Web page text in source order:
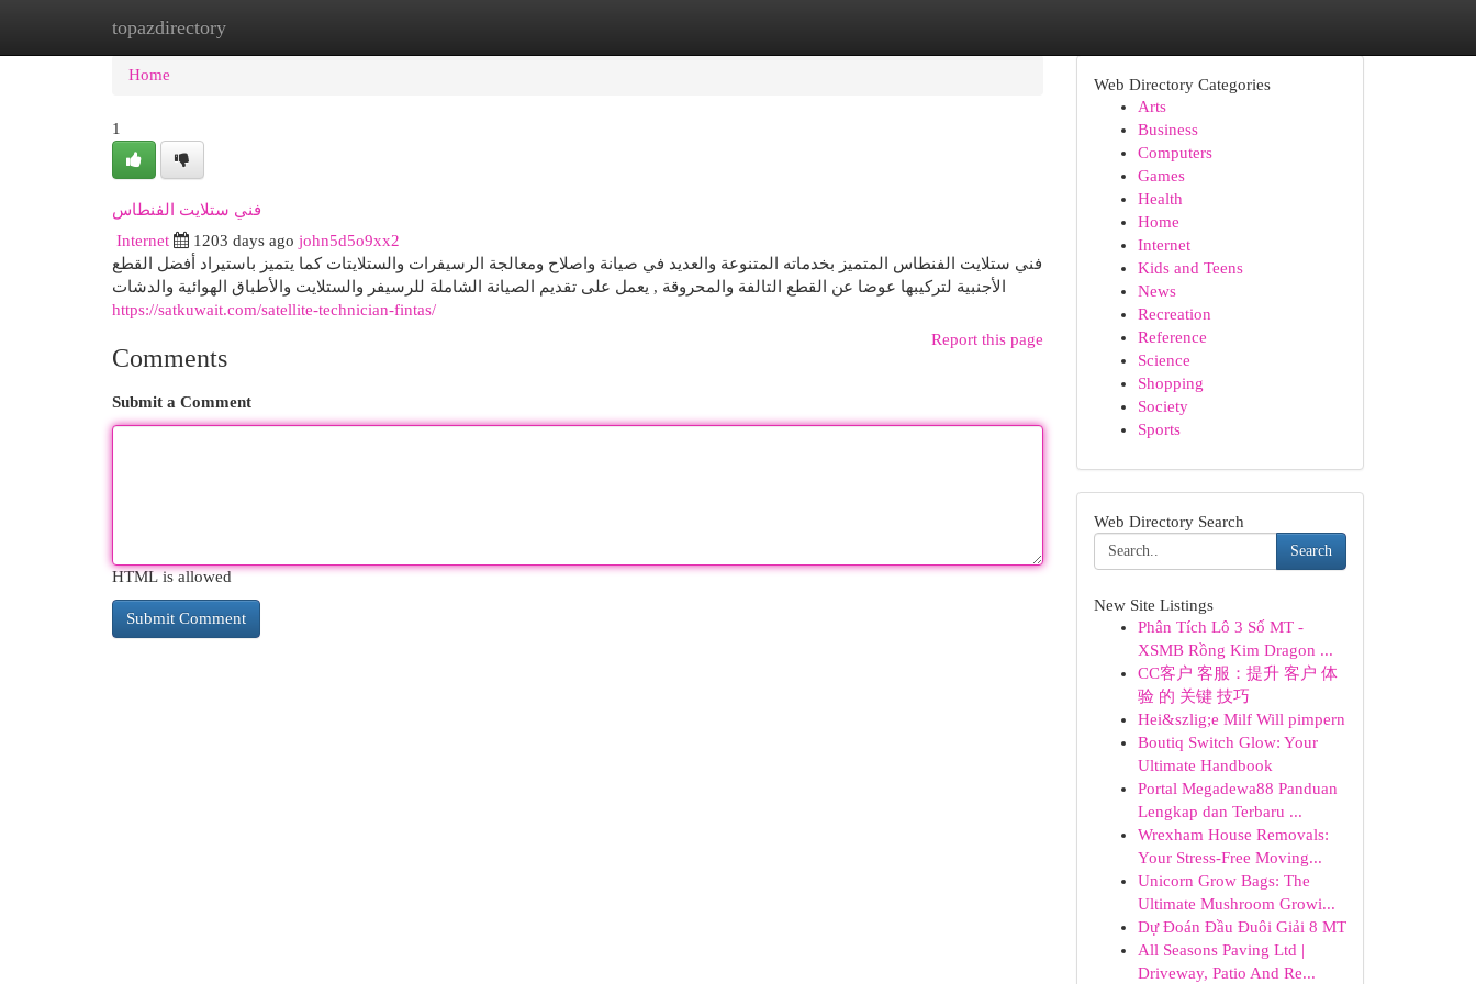
topazdirectory
Home New Site Listings
Home
1
فني ستلايت الفنطاس
Internet 1203 days ago john5d5o9xx2
فني ستلايت الفنطاس المتميز بخدماته المتنوعة والعديد في صيانة واصلاح ومعالجة الرسيفرات والستلايتات كما يتميز باستيراد أفضل القطع
الأجنبية لتركيبها عوضا عن القطع التالفة والمحروقة , يعمل على تقديم الصيانة الشاملة للرسيفر والستلايت والأطباق الهوائية والدشات
https://satkuwait.com/satellite-technician-fintas/
Report this page
Comments
Submit a Comment
HTML is allowed
Web Directory Categories
Arts
Business
Computers
Games
Health
Home
Internet
Kids and Teens
News
Recreation
Reference
Science
Shopping
Society
Sports
Web Directory Search
Search
New Site Listings
Phân Tích Lô 3 Số MT -
XSMB Rồng Kim Dragon ...
CC客户 客服：提升 客户 体
验 的 关键 技巧
Hei&szlig;e Milf Will pimpern
Boutiq Switch Glow: Your
Ultimate Handbook
Portal Megadewa88 Panduan
Lengkap dan Terbaru ...
Wrexham House Removals:
Your Stress-Free Moving...
Unicorn Grow Bags: The
Ultimate Mushroom Growi...
Dự Đoán Đầu Đuôi Giải 8 MT
All Seasons Paving Ltd |
Driveway, Patio And Re...